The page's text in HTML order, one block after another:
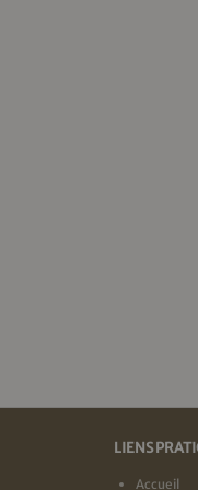
LIENS
Accueil